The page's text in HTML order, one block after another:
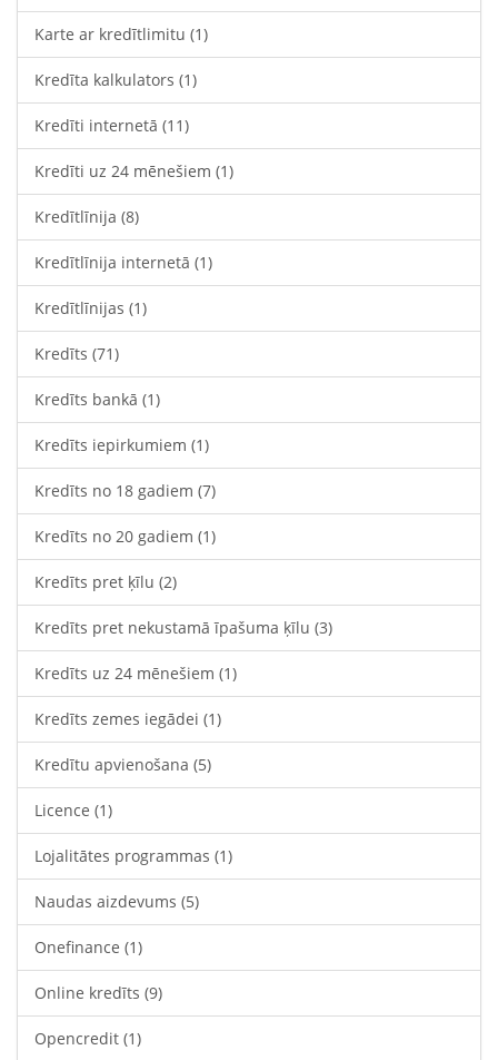
Karte ar kredītlimitu (1)
Kredīta kalkulators (1)
Kredīti internetā (11)
Kredīti uz 24 mēnešiem (1)
Kredītlīnija (8)
Kredītlīnija internetā (1)
Kredītlīnijas (1)
Kredīts (71)
Kredīts bankā (1)
Kredīts iepirkumiem (1)
Kredīts no 18 gadiem (7)
Kredīts no 20 gadiem (1)
Kredīts pret ķīlu (2)
Kredīts pret nekustamā īpašuma ķīlu (3)
Kredīts uz 24 mēnešiem (1)
Kredīts zemes iegādei (1)
Kredītu apvienošana (5)
Licence (1)
Lojalitātes programmas (1)
Naudas aizdevums (5)
Onefinance (1)
Online kredīts (9)
Opencredit (1)